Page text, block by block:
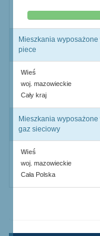
0,0%
Mieszkania
piece
Wieś
woj. mazowieckie
Cały kraj
Mieszkania
gaz sieciowy
Wieś
woj. mazowieckie
Cała Polska